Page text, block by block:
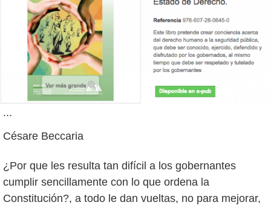
...
Césare Beccaria
¿Por que les resulta tan difícil a los gobernantes
cumplir sencillamente con lo que ordena la
Constitución?, a todo le dan vueltas, no para mejorar,